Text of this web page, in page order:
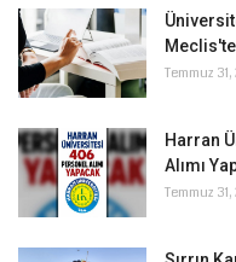
Temmuz
Harran
Alımı
Temmuz